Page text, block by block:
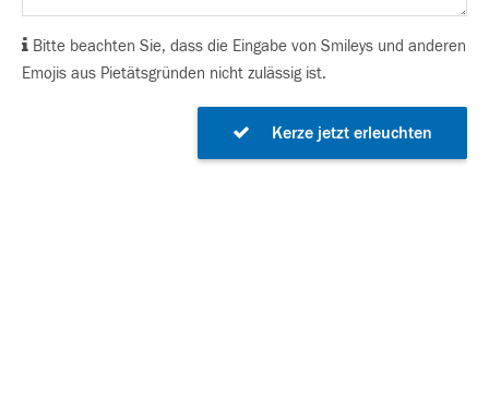
Bitte beachten Sie, dass die Eingabe von Smileys und anderen
Emojis aus Pietätsgründen nicht zulässig ist.
Kerze jetzt erleuchten